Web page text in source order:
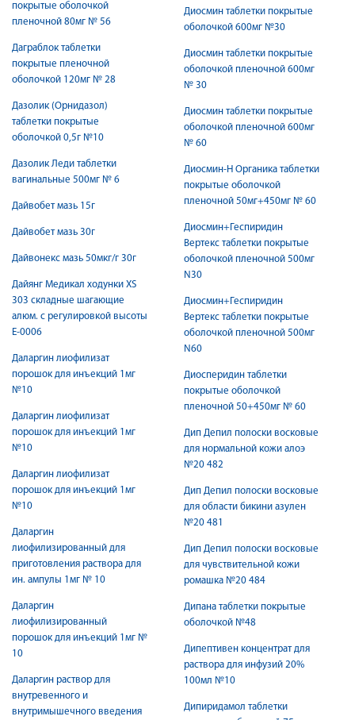
покрытые оболочкой
пленочной 80мг № 56
Даграблок таблетки
покрытые пленочной
оболочкой 120мг № 28
Дазолик (Орнидазол)
таблетки покрытые
оболочкой 0,5г №10
Дазолик Леди таблетки
вагинальные 500мг № 6
Дайвобет мазь 15г
Дайвобет мазь 30г
Дайвонекс мазь 50мкг/г 30г
Дайянг Медикал ходунки XS
303 складные шагающие
алюм. с регулировкой высоты
Е-0006
Даларгин лиофилизат
порошок для инъекций 1мг
№10
Даларгин лиофилизат
порошок для инъекций 1мг
№10
Даларгин лиофилизат
порошок для инъекций 1мг
№10
Даларгин
лиофилизированный для
приготовления раствора для
ин. ампулы 1мг № 10
Даларгин
лиофилизированный
порошок для инъекций 1мг №
10
Даларгин раствор для
внутревенного и
внутримышечного введения
Диосмин таблетки покрытые
оболочкой 600мг №30
Диосмин таблетки покрытые
оболочкой пленочной 600мг
№ 30
Диосмин таблетки покрытые
оболочкой пленочной 600мг
№ 60
Диосмин-Н Органика таблетки
покрытые оболочкой
пленочной 50мг+450мг № 60
Диосмин+Геспиридин
Вертекс таблетки покрытые
оболочкой пленочной 500мг
N30
Диосмин+Геспиридин
Вертекс таблетки покрытые
оболочкой пленочной 500мг
N60
Диосперидин таблетки
покрытые оболочкой
пленочной 50+450мг № 60
Дип Депил полоски восковые
для нормальной кожи алоэ
№20 482
Дип Депил полоски восковые
для области бикини азулен
№20 481
Дип Депил полоски восковые
для чувствительной кожи
ромашка №20 484
Дипана таблетки покрытые
оболочкой №48
Дипептивен концентрат для
раствора для инфузий 20%
100мл №10
Дипиридамол таблетки